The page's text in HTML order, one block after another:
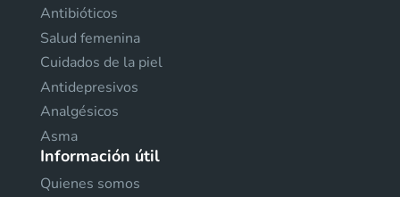
Antibióticos
Salud femenina
Cuidados de la piel
Antidepresivos
Analgésicos
Asma
Información útil
Quienes somos